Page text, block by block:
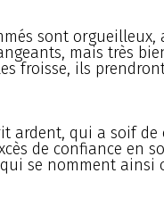
sont orgueilleux,
mais très
froisse, ils
ardent, qui a soif
de confiance en
qui se nomment